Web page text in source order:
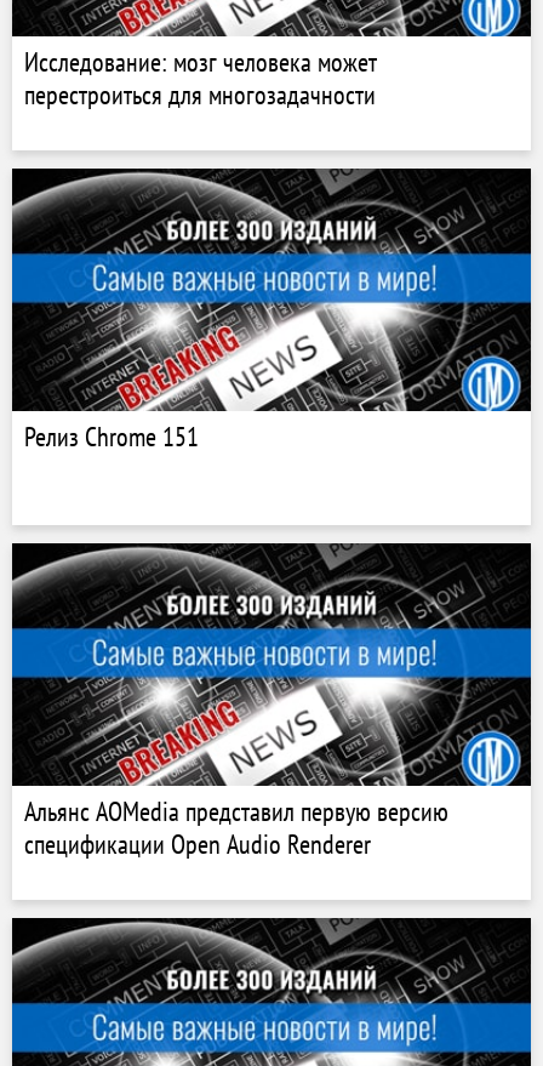
Исследование: мозг человека может
перестроиться для многозадачности
Релиз Chrome 151
Альянс AOMedia представил первую версию
спецификации Open Audio Renderer